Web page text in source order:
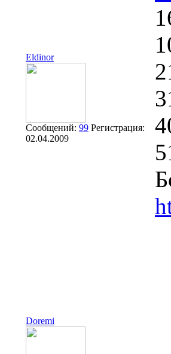
Eldinor
Сообщений: 99 Регистрация:
02.04.2009
Doremi